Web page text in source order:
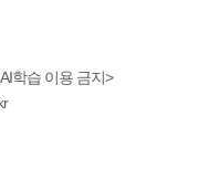
학습 이용 금지>